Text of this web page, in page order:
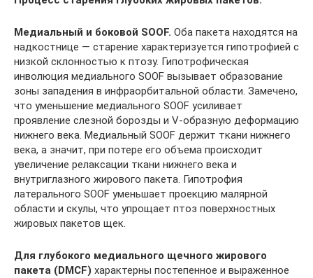
Медиальный и боковой SOOF. Оба пакета находятся на
надкостнице — старение характеризуется гипотрофией с
низкой склонностью к птозу. Гипотрофическая
инволюция медиального SOOF вызывает образование
зоны западения в инфраорбитальной области. Замечено,
что уменьшение медиального SOOF усиливает
проявление слезной борозды и V-образную деформацию
нижнего века. Медиальный SOOF держит ткани нижнего
века, а значит, при потере его объема происходит
увеличение релаксации ткани нижнего века и
внутриглазного жирового пакета. Гипотрофия
латерального SOOF уменьшает проекцию малярной
области и скулы, что упрощает птоз поверхностных
жировых пакетов щек.
Для глубокого медиального щечного жирового
пакета (DMCF) характерны постепенное и выраженное